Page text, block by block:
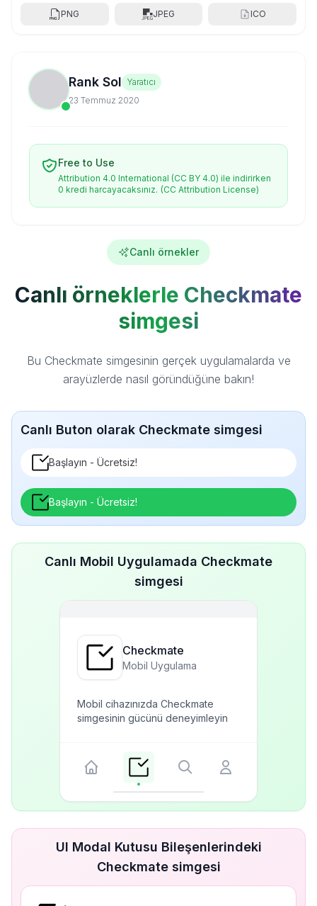
PNG JPEG ICO
Rank Sol Yaratıcı
23 Temmuz 2020
Free to Use
Attribution 4.0 International (CC BY 4.0) ile indirirken
0 kredi harcayacaksınız. (CC Attribution License)
Canlı örnekler
Canlı örneklerle Checkmate
simgesi
Bu Checkmate simgesinin gerçek uygulamalarda ve
arayüzlerde nasıl göründüğüne bakın!
Canlı Buton olarak Checkmate simgesi
Başlayın - Ücretsiz!
Başlayın - Ücretsiz!
Canlı Mobil Uygulamada Checkmate
simgesi
Checkmate
Mobil Uygulama
Mobil cihazınızda Checkmate
simgesinin gücünü deneyimleyin
UI Modal Kutusu Bileşenlerindeki
Checkmate simgesi